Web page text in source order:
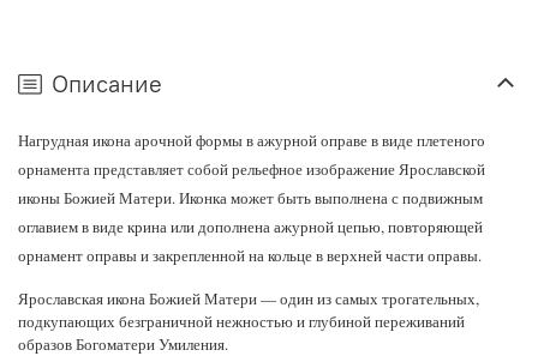
Описание
Нагрудная икона арочной формы в ажурной оправе в виде плетеного
орнамента представляет собой рельефное изображение Ярославской
иконы Божией Матери. Иконка может быть выполнена с подвижным
оглавием в виде крина или дополнена ажурной цепью, повторяющей
орнамент оправы и закрепленной на кольце в верхней части оправы.
Ярославская икона Божией Матери — один из самых трогательных,
подкупающих безграничной нежностью и глубиной переживаний
образов Богоматери Умиления.